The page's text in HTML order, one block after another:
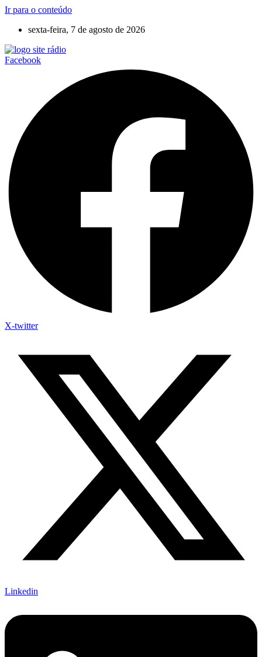
Ir para o conteúdo
sexta-feira, 7 de agosto de 2026
Facebook
X-twitter
Linkedin